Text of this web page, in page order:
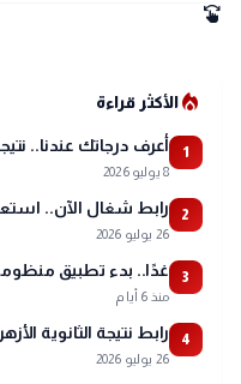
swipe
local_fire_departmentالأكثر قراءة
1 أعرف درجاتك عندنا.. نتيجة الدبلومات
8 يوليو 2026
2 رابط شغال الآن.. استعلم عن نتيجة
26 يوليو 2026
3 غدًا.. بدء تطبيق
منذ 6 أيام
4 رابط نتيجة الثانوية الأزهرية 2026 برقم الجلوس.. موعد المؤتمر الصحفي وتفاصيل
26 يوليو 2026